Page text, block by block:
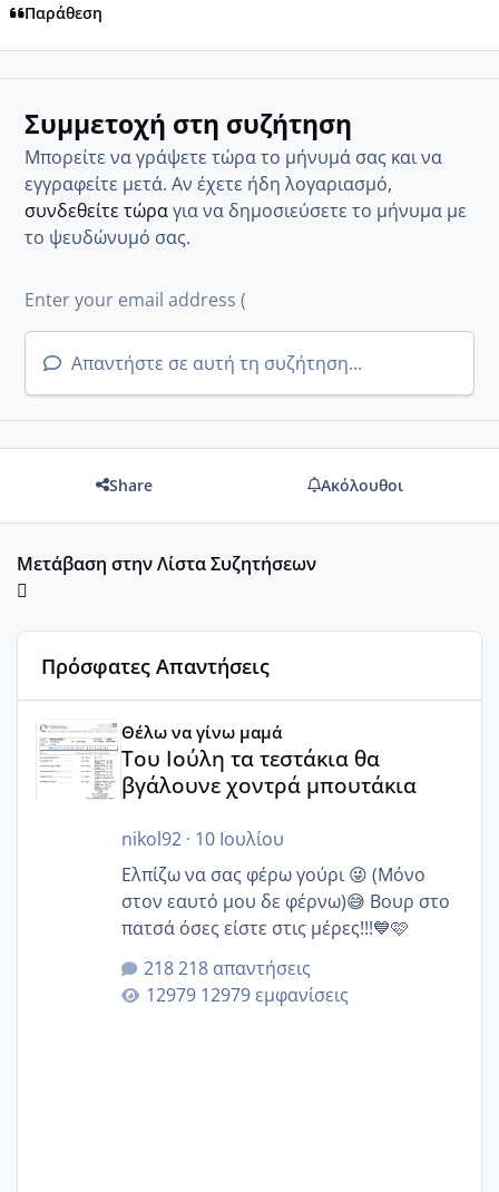
Παράθεση
Συμμετοχή στη συζήτηση
Μπορείτε να γράψετε τώρα το μήνυμά σας και να
εγγραφείτε μετά. Αν έχετε ήδη λογαριασμό,
συνδεθείτε τώραγια να δημοσιεύσετε το μήνυμα με
το ψευδώνυμό σας.
Απαντήστε σε αυτή τη συζήτηση...
Share Ακόλουθοι
Μετάβαση στην Λίστα Συζητήσεων
Πρόσφατες Απαντήσεις
Θέλω να γίνω μαμά
Του Ιούλη τα τεστάκια θα
βγάλουνε χοντρά μπουτάκια
nikol92· 10 Ιουλίου
Ελπίζω να σας φέρω γούρι 😜 (Μόνο
στον εαυτό μου δε φέρνω)😅 Βουρ στο
πατσά όσες είστε στις μέρες!!!💙🩷
218 απαντήσεις
12979 εμφανίσεις